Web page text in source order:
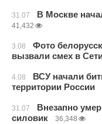
31.07 В Москве
41,432
3.08
Фото
вызвали смех в
4.08
ВСУ начали
территории России
31.07
Внезапно
силовик
36,348